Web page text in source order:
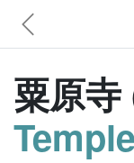
粟原寺
Temple